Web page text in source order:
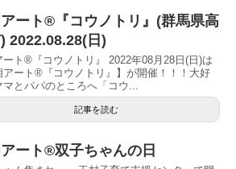
ート®︎『コウノトリ』(群馬県高
2022.08.28(日)
ート®『コウノトリ』 2022年08月28日(日)は
アート®︎『コウノトリ』】が開催！！！大好
マとパパのところへ「コウ...
記事を読む
ート®双子ちゃんの日